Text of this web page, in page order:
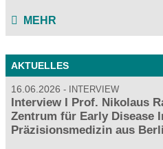
MEHR
AKTUELLES
16.06.2026 INTERVIEW
Interview I Prof. Nikolaus
Zentrum für Early Disease
Präzisionsmedizin aus